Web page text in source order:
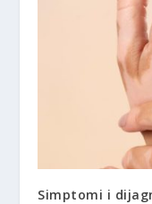
Simptomi i